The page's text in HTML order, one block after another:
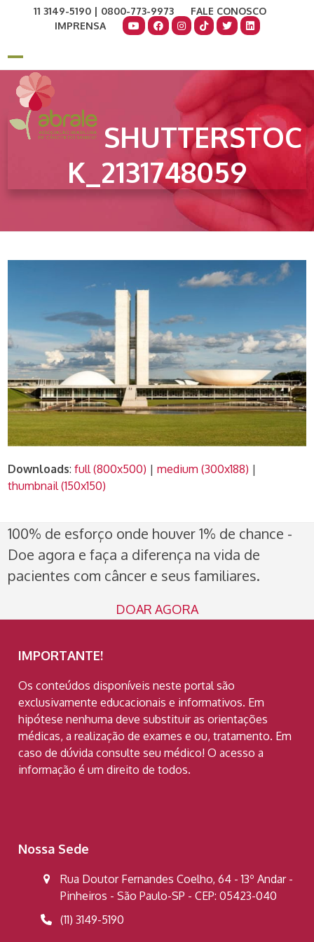
11 3149-5190 | 0800-773-9973
FALE CONOSCO
IMPRENSA
Open
mobile
menu
Close
mobile
menu
SHUTTERSTOC
K_2131748059
Downloads:full (800x500) |medium (300x188) |
thumbnail (150x150)
100% de esforço onde houver 1% de chance -
Doe agora e faça a diferença na vida de
pacientes com câncer e seus familiares.
DOAR AGORA
IMPORTANTE!
Os conteúdos disponíveis neste portal são
exclusivamente educacionais e informativos. Em
hipótese nenhuma deve substituir as orientações
médicas, a realização de exames e ou, tratamento. Em
caso de dúvida consulte seu médico! O acesso a
informação é um direito de todos.
Nossa Sede
Rua Doutor Fernandes Coelho, 64 - 13º Andar -
Pinheiros - São Paulo-SP - CEP: 05423-040
(11) 3149-5190